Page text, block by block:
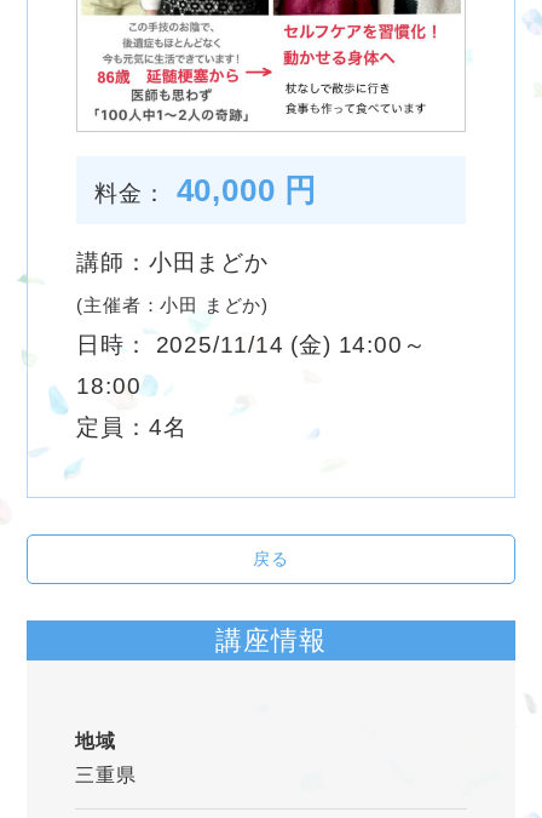
料金： 40,000 円
講師：小田まどか
(主催者：小田 まどか)
日時： 2025/11/14 (金) 14:00～
18:00
定員：4名
戻る
講座情報
地域
三重県